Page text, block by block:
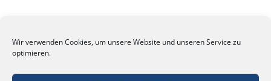
Wir verwenden Cookies, um unsere Website und unseren Service zu
optimieren.